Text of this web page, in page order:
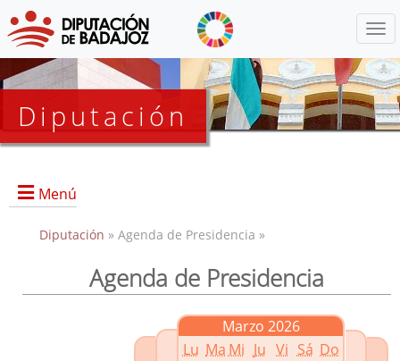
Diputación
Menú
Presidencia
Diputación » Agenda de Presidencia »
Agenda de Presidencia
Marzo 2026
Lu Ma Mi Ju Vi Sá Do